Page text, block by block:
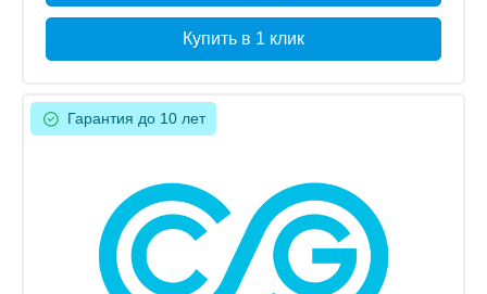
Купить в 1 клик
Гарантия до 10 лет